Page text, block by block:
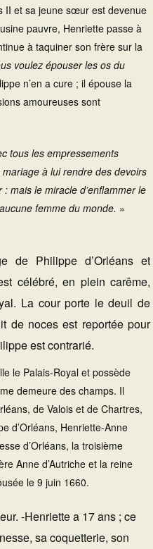
II et sa jeune sœur est devenue
pauvre, Henriette passe à
à taquiner son frère sur la
voulez épouser les os du
n’en a cure ; il épouse la
amoureuses sont
tous les empressements
à lui rendre des devoirs
mais le miracle d’enflammer le
femme du monde. »
de Philippe d’Orléans et
célébré, en plein carême,
La cour porte le deuil de
de noces est reportée pour
est contrarié.
le Palais-Royal et possède
demeure des champs. Il
de Valois et de Chartres,
d’Orléans, Henriette-Anne
d’Orléans, la troisième
Anne d’Autriche et la reine
le 9 juin 1660.
-Henriette a 17 ans ; ce
sa coquetterie, son